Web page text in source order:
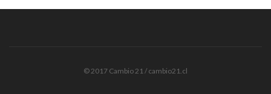
© 2017 Cambio 21 / cambio21.cl